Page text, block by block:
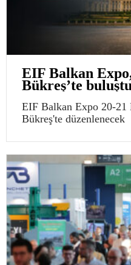
EIF Balkan
Bükreş’te
EIF Balkan Expo 20-21
Bükreş'te düzenlenecek